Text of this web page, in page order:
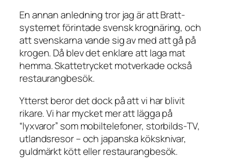
En annan anledning tror jag är att Bratt-
systemet förintade svensk krognäring, och
att svenskarna vande sig av med att gå på
krogen. Då blev det enklare att laga mat
hemma. Skattetrycket motverkade också
restaurangbesök.
Ytterst beror det dock på att vi har blivit
rikare. Vi har mycket mer att lägga på
“lyxvaror” som mobiltelefoner, storbilds-TV,
utlandsresor – och japanska köksknivar,
guldmärkt kött eller restaurangbesök.